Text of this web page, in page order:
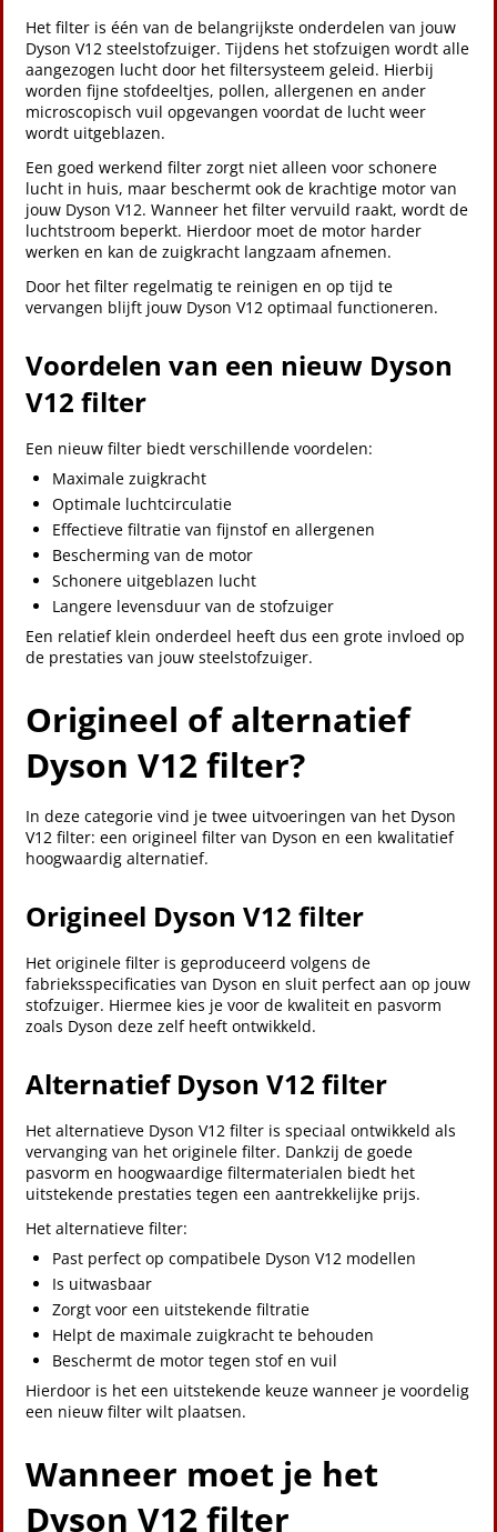
Het filter is één van de belangrijkste onderdelen van jouw
Dyson V12 steelstofzuiger. Tijdens het stofzuigen wordt alle
aangezogen lucht door het filtersysteem geleid. Hierbij
worden fijne stofdeeltjes, pollen, allergenen en ander
microscopisch vuil opgevangen voordat de lucht weer
wordt uitgeblazen.
Een goed werkend filter zorgt niet alleen voor schonere
lucht in huis, maar beschermt ook de krachtige motor van
jouw Dyson V12. Wanneer het filter vervuild raakt, wordt de
luchtstroom beperkt. Hierdoor moet de motor harder
werken en kan de zuigkracht langzaam afnemen.
Door het filter regelmatig te reinigen en op tijd te
vervangen blijft jouw Dyson V12 optimaal functioneren.
Voordelen van een nieuw Dyson
V12 filter
Een nieuw filter biedt verschillende voordelen:
Maximale zuigkracht
Optimale luchtcirculatie
Effectieve filtratie van fijnstof en allergenen
Bescherming van de motor
Schonere uitgeblazen lucht
Langere levensduur van de stofzuiger
Een relatief klein onderdeel heeft dus een grote invloed op
de prestaties van jouw steelstofzuiger.
Origineel of alternatief
Dyson V12 filter?
In deze categorie vind je twee uitvoeringen van het Dyson
V12 filter: een origineel filter van Dyson en een kwalitatief
hoogwaardig alternatief.
Origineel Dyson V12 filter
Het originele filter is geproduceerd volgens de
fabrieksspecificaties van Dyson en sluit perfect aan op jouw
stofzuiger. Hiermee kies je voor de kwaliteit en pasvorm
zoals Dyson deze zelf heeft ontwikkeld.
Alternatief Dyson V12 filter
Het alternatieve Dyson V12 filter is speciaal ontwikkeld als
vervanging van het originele filter. Dankzij de goede
pasvorm en hoogwaardige filtermaterialen biedt het
uitstekende prestaties tegen een aantrekkelijke prijs.
Het alternatieve filter:
Past perfect op compatibele Dyson V12 modellen
Is uitwasbaar
Zorgt voor een uitstekende filtratie
Helpt de maximale zuigkracht te behouden
Beschermt de motor tegen stof en vuil
Hierdoor is het een uitstekende keuze wanneer je voordelig
een nieuw filter wilt plaatsen.
Wanneer moet je het
Dyson V12 filter